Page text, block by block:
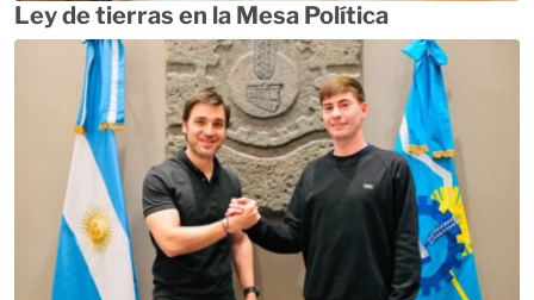
Ley de tierras en la Mesa Política